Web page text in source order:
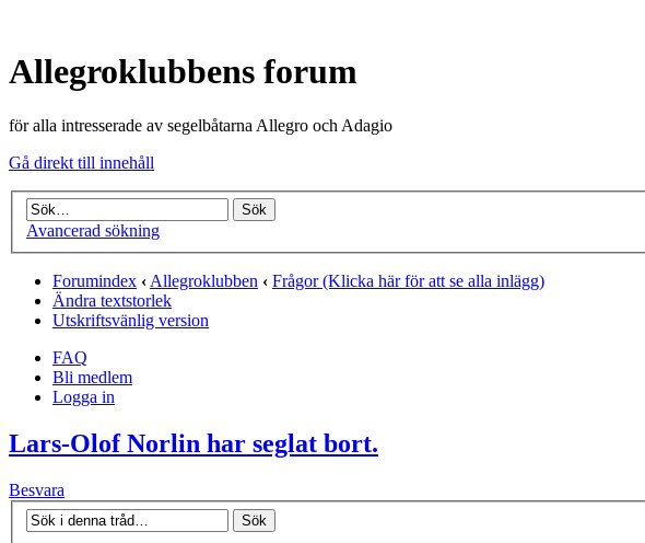
Allegroklubbens forum
för alla intresserade av segelbåtarna Allegro och Adagio
Gå direkt till innehåll
Avancerad sökning
Forumindex ‹Allegroklubben ‹ Frågor (Klicka här för att se alla inlägg)
Ändra textstorlek
Utskriftsvänlig version
FAQ
Bli medlem
Logga in
Lars-Olof Norlin har seglat bort.
Besvara